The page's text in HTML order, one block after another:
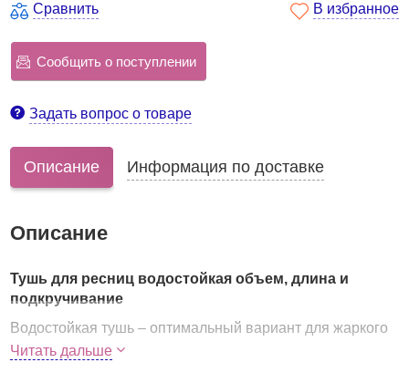
Сравнить В избранное
Сообщить о поступлении
Задать вопрос о товаре
Описание Информация по доставке
Описание
Тушь для ресниц водостойкая объем, длина и
подкручивание
Водостойкая тушь – оптимальный вариант для жаркого
лета. Такая тушь позволит вам не волноваться, что в
Читать дальше